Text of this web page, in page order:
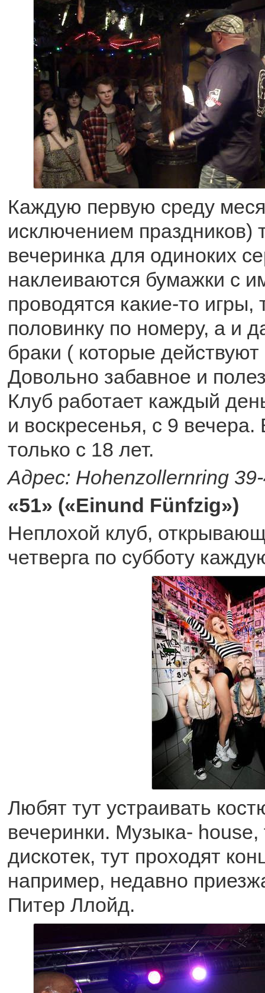
Каждую первую среду
исключением праздников)
вечеринка для одиноких
наклеиваются бумажки с
проводятся какие-то
половинку по номеру, а и
браки ( которые
Довольно забавное и
Клуб работает каждый
и воскресенья, с 9
только с 18 лет.
Адрес: Hohenzollernring
«51» («Einund Fünfzig»)
Неплохой клуб,
четверга по субботу
Любят тут устраивать
вечеринки. Музыка-
дискотек, тут проходят
например, недавно
Питер Ллойд.